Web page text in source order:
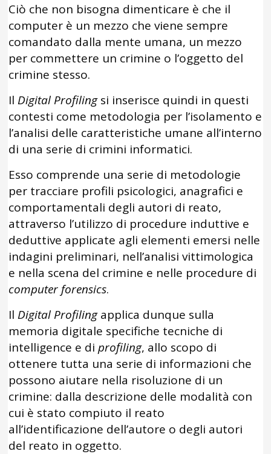
Ciò che non bisogna dimenticare è che il
computer è un mezzo che viene sempre
comandato dalla mente umana, un mezzo
per commettere un crimine o l’oggetto del
crimine stesso.
Il Digital Profilingsi inserisce quindi in questi
contesti come metodologia per l’isolamento e
l’analisi delle caratteristiche umane all’interno
di una serie di crimini informatici.
Esso comprende una serie di metodologie
per tracciare profili psicologici, anagrafici e
comportamentali degli autori di reato,
attraverso l’utilizzo di procedure induttive e
deduttive applicate agli elementi emersi nelle
indagini preliminari, nell’analisi vittimologica
e nella scena del crimine e nelle procedure di
computer forensics.
Il Digital Profilingapplica dunque sulla
memoria digitale specifiche tecniche di
intelligence e diprofiling, allo scopo di
ottenere tutta una serie di informazioni che
possono aiutare nella risoluzione di un
crimine: dalla descrizione delle modalità con
cui è stato compiuto il reato
all’identificazione dell’autore o degli autori
del reato in oggetto.